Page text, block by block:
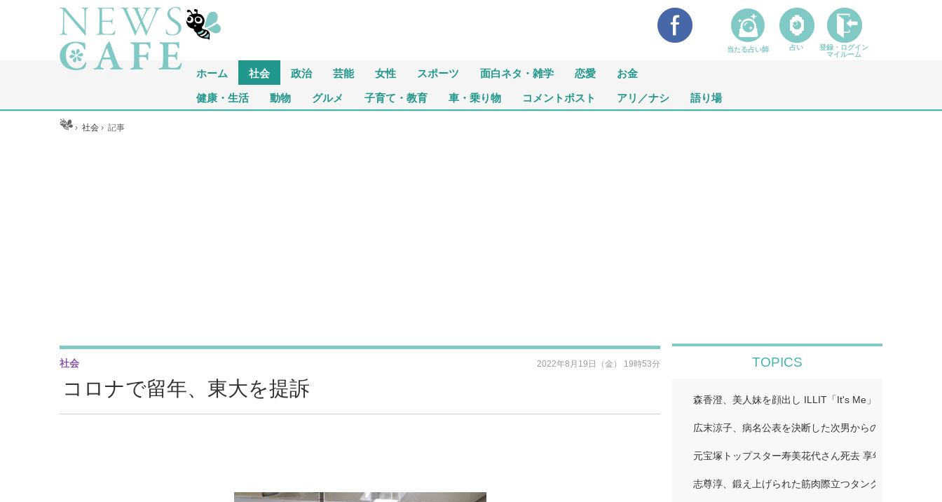
ホーム 社会 政治 芸能 女性 スポーツ 面白ネタ・雑学 恋愛 お金
健康・生活 動物 グルメ 子育て・教育 車・乗り物 コメントポスト アリ／ナシ 語り場
ホーム ›社会 ›記事
コロナで留年、東大を提訴
社会 2022年8月19日（金） 19時53分 TOPICS
森香澄、美人妹を顔出し ILLIT「It's Me」…
広末涼子、病名公表を決断した次男からの言葉「言い
元宝塚トップスター寿美花代さん死去 享年９４ 息子・
志尊淳、鍛え上げられた筋肉際立つタンクトップ姿に
当たる占い師 占い
登録・ログイン
マイルーム